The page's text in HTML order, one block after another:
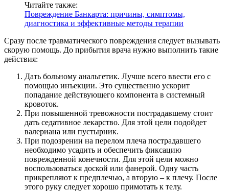
Читайте также:
Повреждение Банкарта: причины, симптомы,
диагностика и эффективные методы терапии
Сразу после травматического повреждения следует вызывать
скорую помощь. До прибытия врача нужно выполнить такие
действия:
Дать больному анальгетик. Лучше всего ввести его с
помощью инъекции. Это существенно ускорит
попадание действующего компонента в системный
кровоток.
При повышенной тревожности пострадавшему стоит
дать седативное лекарство. Для этой цели подойдет
валериана или пустырник.
При подозрении на перелом плеча пострадавшего
необходимо усадить и обеспечить фиксацию
поврежденной конечности. Для этой цели можно
воспользоваться доской или фанерой. Одну часть
прикрепляют к предплечью, а вторую – к плечу. После
этого руку следует хорошо примотать к телу.